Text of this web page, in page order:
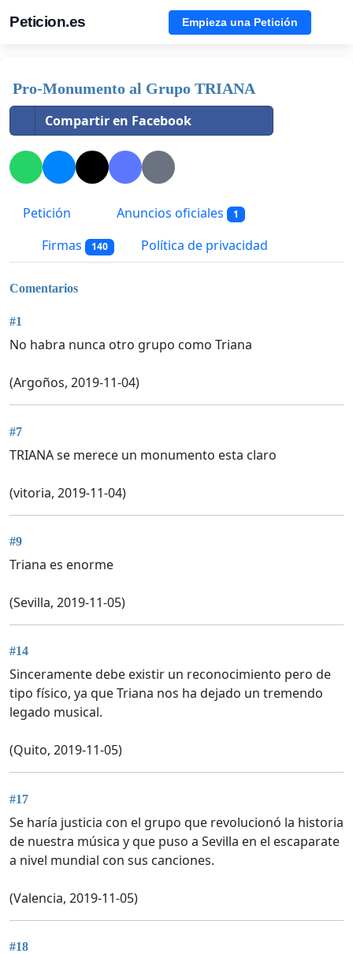
Peticion.es Empieza una Petición
Pro-Monumento al Grupo TRIANA
Compartir en Facebook
Petición Anuncios oficiales 1
Firmas 140 Política de privacidad
Comentarios
#1
No habra nunca otro grupo como Triana
(Argoños, 2019-11-04)
#7
TRIANA se merece un monumento esta claro
(vitoria, 2019-11-04)
#9
Triana es enorme
(Sevilla, 2019-11-05)
#14
Sinceramente debe existir un reconocimiento pero de
tipo físico, ya que Triana nos ha dejado un tremendo
legado musical.
(Quito, 2019-11-05)
#17
Se haría justicia con el grupo que revolucionó la historia
de nuestra música y que puso a Sevilla en el escaparate
a nivel mundial con sus canciones.
(Valencia, 2019-11-05)
#18